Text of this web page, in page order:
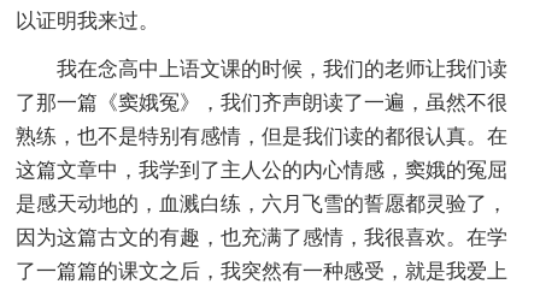
以证明我来过。
我在念高中上语文课的时候，我们的老师让我们读
了那一篇《窦娥冤》，我们齐声朗读了一遍，虽然不很
熟练，也不是特别有感情，但是我们读的都很认真。在
这篇文章中，我学到了主人公的内心情感，窦娥的冤屈
是感天动地的，血溅白练，六月飞雪的誓愿都灵验了，
因为这篇古文的有趣，也充满了感情，我很喜欢。在学
了一篇篇的课文之后，我突然有一种感受，就是我爱上